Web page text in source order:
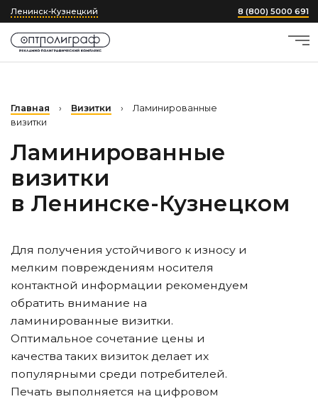
Ленинск-Кузнецкий 8 (800) 5000 691
Главная › Визитки ›
Ламинированные
визитки
Ламинированные
визитки
в Ленинске-Кузнецком
Для получения устойчивого к износу и
мелким повреждениям носителя
контактной информации рекомендуем
обратить внимание на
ламинированные визитки.
Оптимальное сочетание цены и
качества таких визиток делает их
популярными среди потребителей.
Печать выполняется на цифровом